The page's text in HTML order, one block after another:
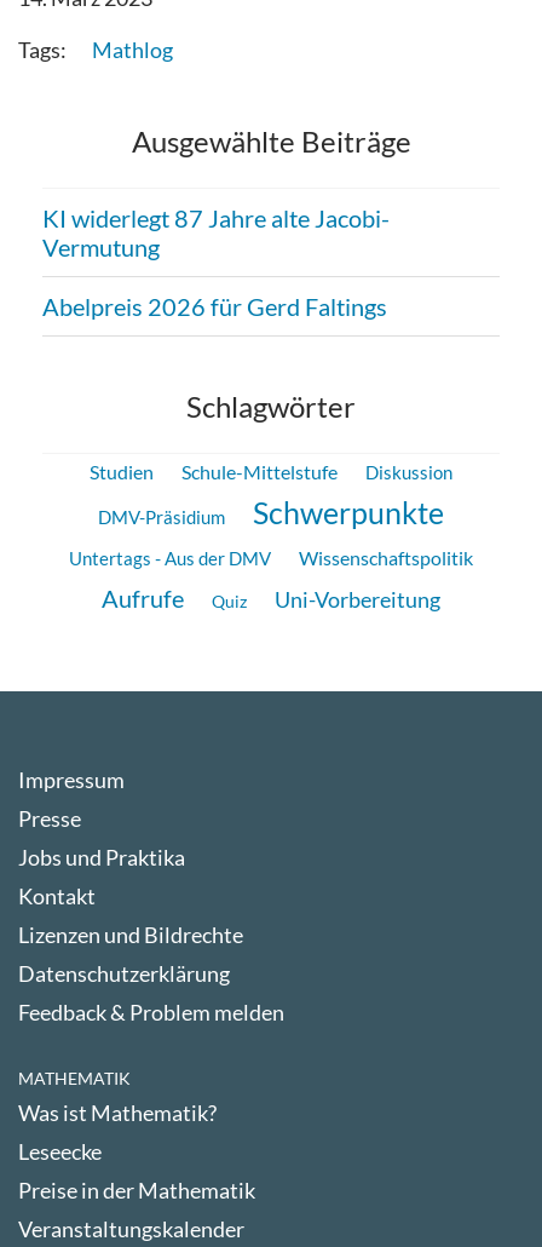
Mathlog
Ausgewählte Beiträge
KI widerlegt 87 Jahre alte Jacobi-
Vermutung
Abelpreis 2026 für Gerd Faltings
Schlagwörter
Studien Schule-Mittelstufe Diskussion
DMV-Präsidium Schwerpunkte
Untertags - Aus der DMV Wissenschaftspolitik
Aufrufe Quiz Uni-Vorbereitung
Impressum
Presse
Jobs und Praktika
Kontakt
Lizenzen und Bildrechte
Datenschutzerklärung
Feedback & Problem melden
MATHEMATIK
Was ist Mathematik?
Leseecke
Preise in der Mathematik
Veranstaltungskalender